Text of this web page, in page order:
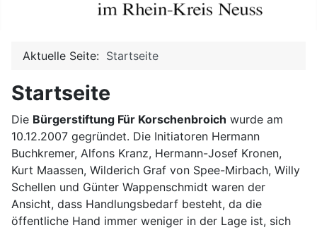
Aktuelle Seite: Startseite
Startseite
Die Bürgerstiftung Für Korschenbroich wurde am
10.12.2007 gegründet. Die Initiatoren Hermann
Buchkremer, Alfons Kranz, Hermann-Josef Kronen,
Kurt Maassen, Wilderich Graf von Spee-Mirbach, Willy
Schellen und Günter Wappenschmidt waren der
Ansicht, dass Handlungsbedarf besteht, da die
öffentliche Hand immer weniger in der Lage ist, sich